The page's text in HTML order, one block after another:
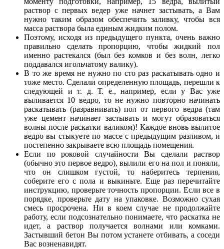
раствор с первых ведер уже начнет застывать, а Вам
нужно таким образом обеспечить заливку, чтобы вся
масса раствора была единым жидким полом.
Поэтому, исходя из предыдущего пункта, очень важно
правильно сделать пропорцию, чтобы жидкий пол
именно растекался (был без комков и без волн, легко
поддавался игольчатому валику).
В то же время не нужно по сто раз раскатывать одно и
тоже место. Сделали определенную площадь, перешли к
следующей и т. д. Т. е., например, если у Вас уже
выливается 10 ведро, то не нужно повторно начинать
раскатывать (разравнивать) пол от первого ведра (там
уже цемент начинает застывать и могут образоваться
волны после раскатки валиком)! Каждое вновь вылитое
ведро вы стыкуете по массе с предыдущим разливом, и
постепенно закрываете всю площадь помещения.
Если по роковой случайности Вы сделали раствор
(обычно это первое ведро), вылили его на пол и поняли,
что он слишком густой, то наберитесь терпения,
соберите его с пола и выкиньте. Еще раз перечитайте
инструкцию, проверьте точность пропорции. Если все в
порядке, проверьте дату на упаковке. Возможно сухая
смесь просрочена. Ни в коем случае не продолжайте
работу, если подсознательно понимаете, что раскатка не
идет, а раствор получается волнами или комками.
Застывший бетон Вы потом устанете отбивать, а соседи
Вас возненавидят.